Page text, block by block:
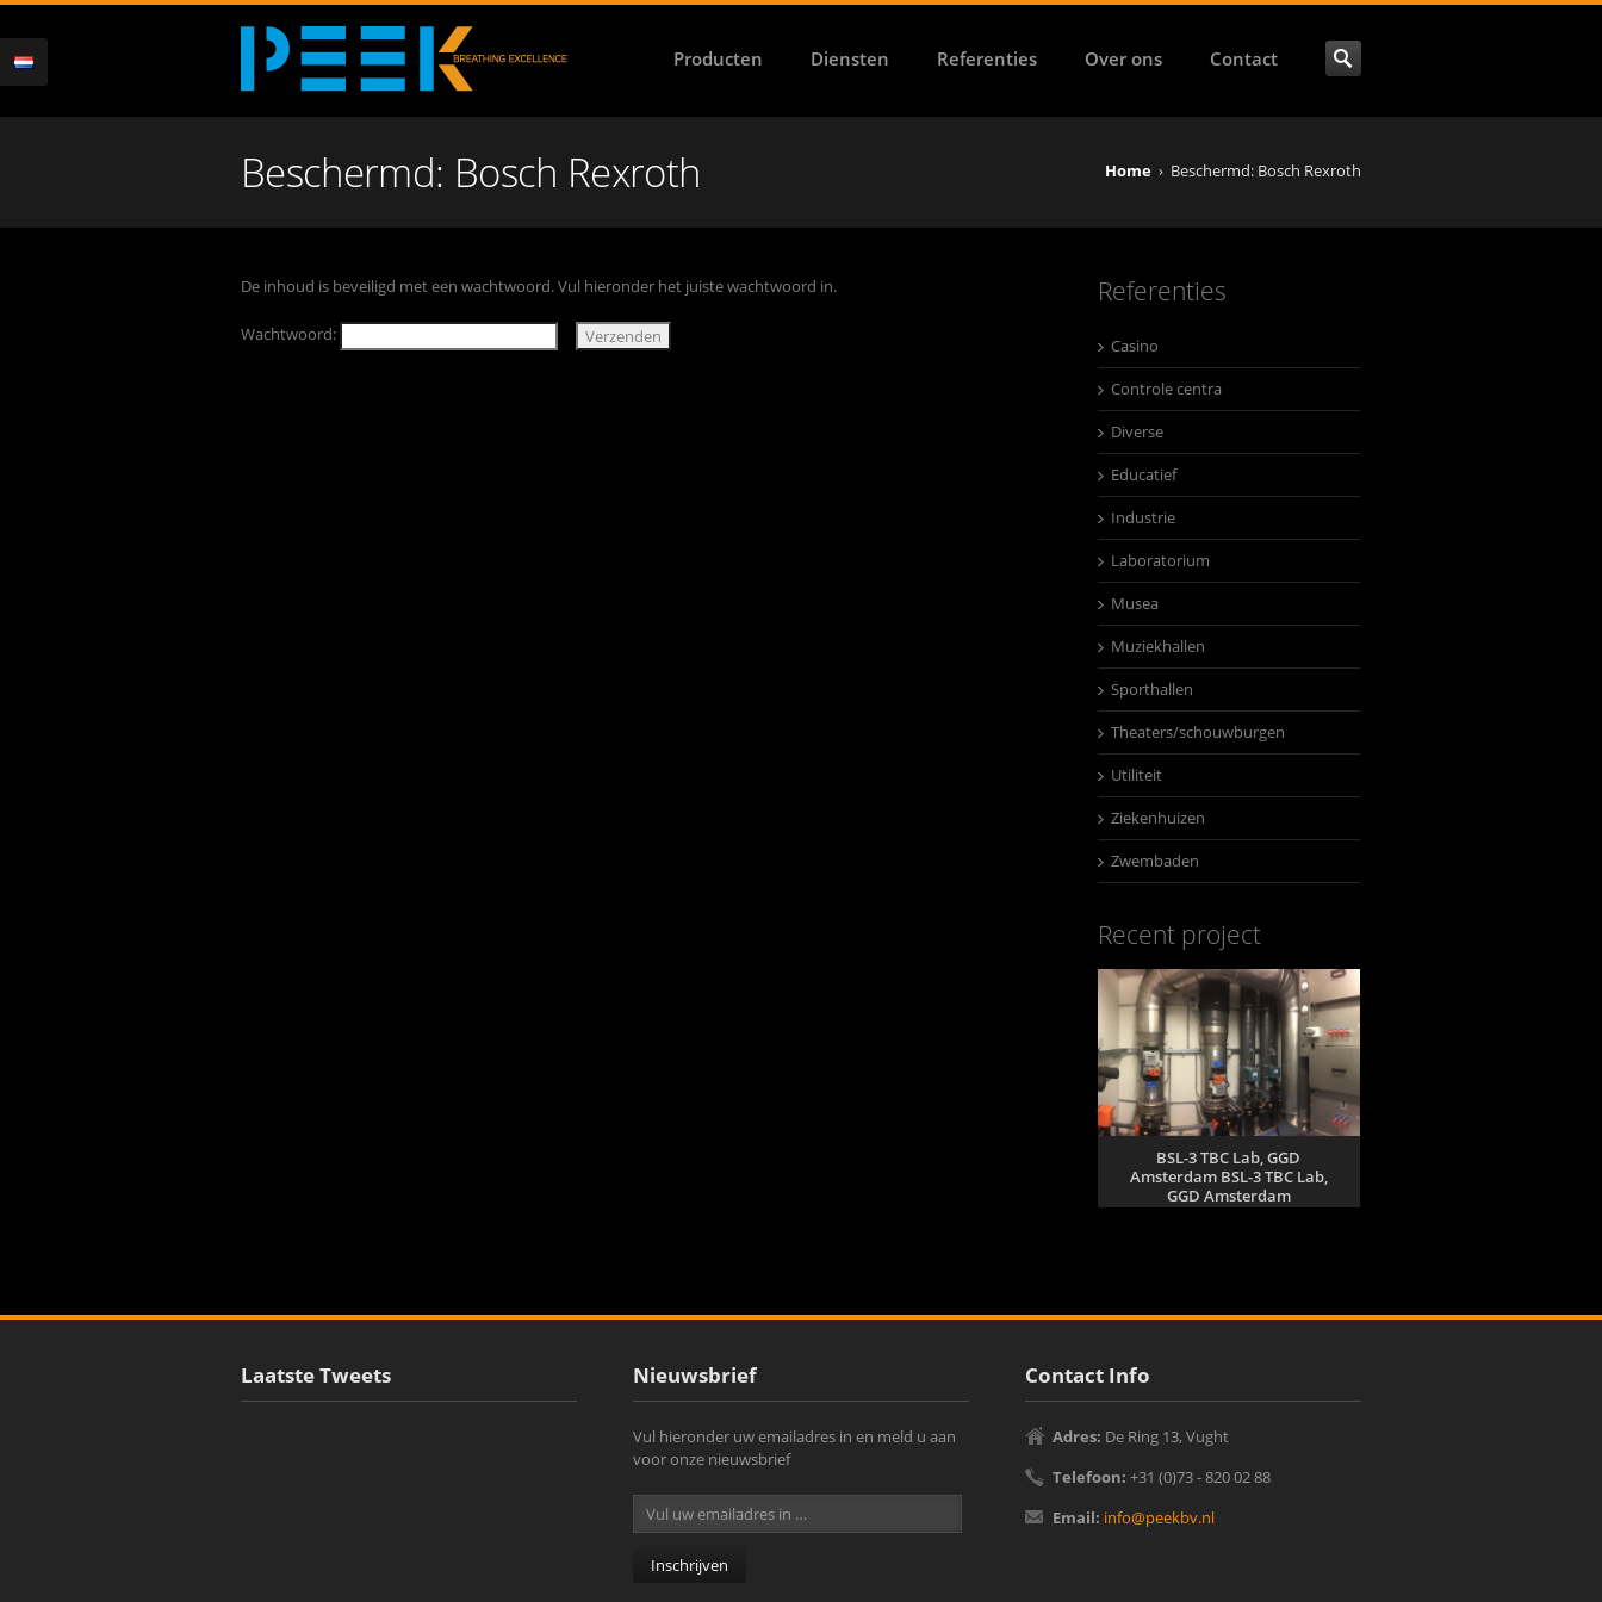
Producten Diensten Referenties Over ons Contact
Beschermd: Bosch Rexroth Home › Beschermd: Bosch Rexroth
De inhoud is beveiligd met een wachtwoord. Vul hieronder het juiste wachtwoord in.
Wachtwoord:
Referenties
Casino
Controle centra
Diverse
Educatief
Industrie
Laboratorium
Musea
Muziekhallen
Sporthallen
Theaters/schouwburgen
Utiliteit
Ziekenhuizen
Zwembaden
Recent project
BSL-3 TBC Lab, GGD
Amsterdam BSL-3 TBC Lab,
GGD Amsterdam
Laatste Tweets Nieuwsbrief
Vul hieronder uw emailadres in en meld u aan
voor onze nieuwsbrief
Contact Info
Adres: De Ring 13, Vught‎
Telefoon: +31 (0)73 - 820 02 88
Email: info@peekbv.nl